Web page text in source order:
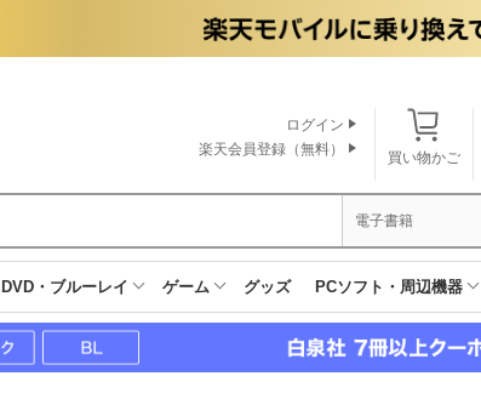
買い物かご
ログイン
楽天会員登録（無料）
電子書籍
DVD・ブルーレイ ゲーム グッズ PCソフト・周辺機器